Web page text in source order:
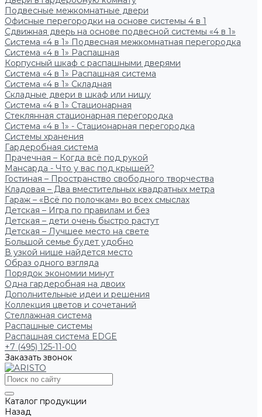
Подвесные межкомнатные двери
Офисные перегородки на основе системы 4 в 1
Сдвижная дверь на основе подвесной системы «4 в 1»
Система «4 в 1» Подвесная межкомнатная перегородка
Система «4 в 1» Распашная
Корпусный шкаф с распашными дверями
Система «4 в 1» Распашная система
Система «4 в 1» Складная
Складные двери в шкаф или нишу
Система «4 в 1» Стационарная
Стеклянная стационарная перегородка
Система «4 в 1» - Стационарная перегородка
Системы хранения
Гардеробная система
Прачечная – Когда всё под рукой
Мансарда - Что у вас под крышей?
Гостиная – Пространство свободного творчества
Кладовая – Два вместительных квадратных метра
Гараж – «Всё по полочкам» во всех смыслах
Детская – Игра по правилам и без
Детская – дети очень быстро растут
Детская – Лучшее место на свете
Большой семье будет удобно
В узкой нише найдется место
Образ одного взгляда
Порядок экономии минут
Одна гардеробная на двоих
Дополнительные идеи и решения
Коллекция цветов и сочетаний
Стеллажная система
Распашные системы
Распашная система EDGE
+7 (495) 125-11-00
Заказать звонок
Каталог продукции
Назад